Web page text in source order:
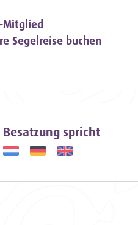
segelt die Aegir stolz von
Segeltörns.
des geräumigen
Außerdem ist das
ausgestattet, so dass Gruppen
Mitglied
Segelreise buchen
Besatzung spricht